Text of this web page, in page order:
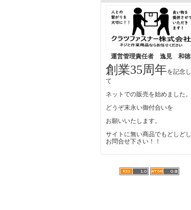
運営管理責任者 逸見 和徳
創業35周年を記念し
て
ネットでの販売を始めました。
どうぞ末永い御付合いを
お願いいたします。
サイトに無い商品でもどしどし
お問合せ下さい！！